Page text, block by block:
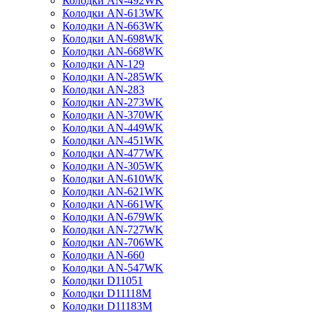
Колодки AN-613WK
Колодки AN-663WK
Колодки AN-698WK
Колодки AN-668WK
Колодки AN-129
Колодки AN-285WK
Колодки AN-283
Колодки AN-273WK
Колодки AN-370WK
Колодки AN-449WK
Колодки AN-451WK
Колодки AN-477WK
Колодки AN-305WK
Колодки AN-610WK
Колодки AN-621WK
Колодки AN-661WK
Колодки AN-679WK
Колодки AN-727WK
Колодки AN-706WK
Колодки AN-660
Колодки AN-547WK
Колодки D11051
Колодки D11118M
Колодки D11183M